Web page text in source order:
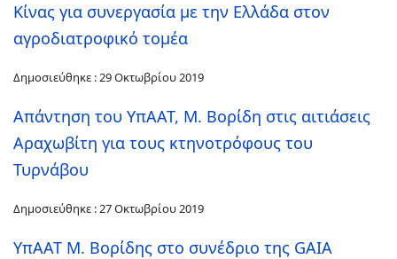
Κίνας για συνεργασία με την Ελλάδα στον
αγροδιατροφικό τομέα
Δημοσιεύθηκε : 29 Οκτωβρίου 2019
Απάντηση του ΥπΑΑΤ, Μ. Βορίδη στις αιτιάσεις
Αραχωβίτη για τους κτηνοτρόφους του
Τυρνάβου
Δημοσιεύθηκε : 27 Οκτωβρίου 2019
ΥπΑΑΤ Μ. Βορίδης στο συνέδριο της GAIA